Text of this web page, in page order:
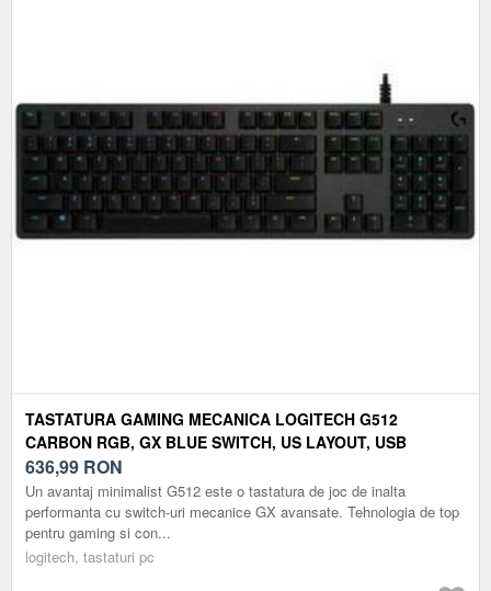
TASTATURA GAMING MECANICA LOGITECH G512
CARBON RGB, GX BLUE SWITCH, US LAYOUT, USB
(NEGRU)
636,99 RON
Un avantaj minimalist G512 este o tastatura de joc de inalta
performanta cu switch-uri mecanice GX avansate. Tehnologia de top
pentru gaming si con...
logitech, tastaturi pc